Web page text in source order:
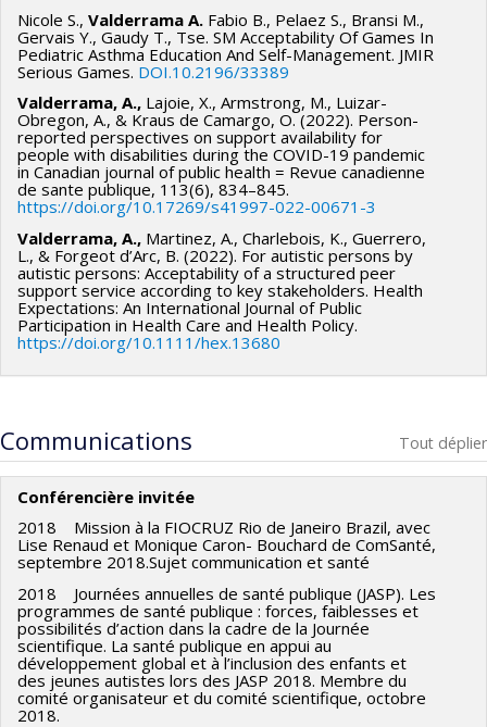
Nicole S., Valderrama A. Fabio B., Pelaez S., Bransi M.,
Gervais Y., Gaudy T., Tse. SM Acceptability Of Games In
Pediatric Asthma Education And Self-Management. JMIR
Serious Games. DOI.10.2196/33389
Valderrama, A., Lajoie, X., Armstrong, M., Luizar-
Obregon, A., & Kraus de Camargo, O. (2022). Person-
reported perspectives on support availability for
people with disabilities during the COVID-19 pandemic
in Canadian journal of public health = Revue canadienne
de sante publique, 113(6), 834–845.
https://doi.org/10.17269/s41997-022-00671-3
Valderrama, A., Martinez, A., Charlebois, K., Guerrero,
L., & Forgeot d’Arc, B. (2022). For autistic persons by
autistic persons: Acceptability of a structured peer
support service according to key stakeholders. Health
Expectations: An International Journal of Public
Participation in Health Care and Health Policy.
https://doi.org/10.1111/hex.13680
Communications Tout déplier
Conférencière invitée
2018 Mission à la FIOCRUZ Rio de Janeiro Brazil, avec
Lise Renaud et Monique Caron- Bouchard de ComSanté,
septembre 2018.Sujet communication et santé
2018 Journées annuelles de santé publique (JASP). Les
programmes de santé publique : forces, faiblesses et
possibilités d’action dans la cadre de la Journée
scientifique. La santé publique en appui au
développement global et à l’inclusion des enfants et
des jeunes autistes lors des JASP 2018. Membre du
comité organisateur et du comité scientifique, octobre
2018.